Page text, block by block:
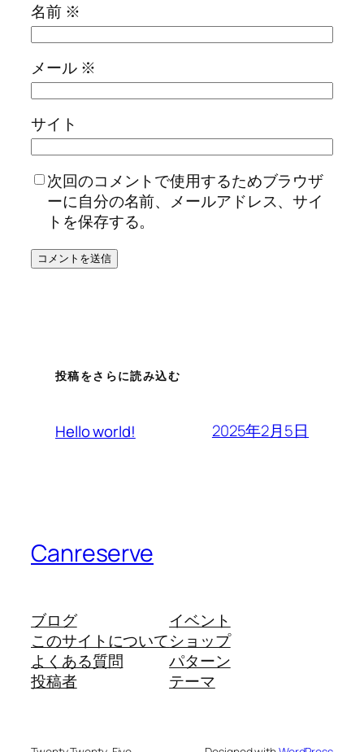
名前 ※
メール ※
サイト
次回のコメントで使用するためブラウザ
ーに自分の名前、メールアドレス、サイ
トを保存する。
投稿をさらに読み込む
Hello world! 2025年2月5日
Canreserve
ブログ
このサイトについて
よくある質問
投稿者
イベント
ショップ
パターン
テーマ